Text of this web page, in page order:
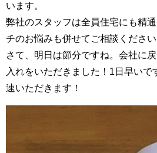
います。
弊社のスタッフは全員住宅にも精
チのお悩みも併せてご相談ください
さて、明日は節分ですね。会社に
入れをいただきました！1日早いで
速いただきます！